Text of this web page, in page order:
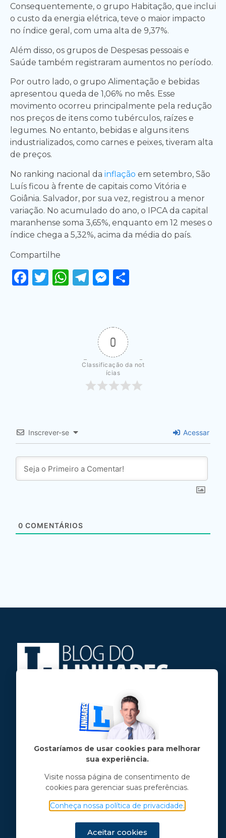
Consequentemente, o grupo Habitação, que inclui
o custo da energia elétrica, teve o maior impacto
no índice geral, com uma alta de 9,37%.
Além disso, os grupos de Despesas pessoais e
Saúde também registraram aumentos no período.
Por outro lado, o grupo Alimentação e bebidas
apresentou queda de 1,06% no mês. Esse
movimento ocorreu principalmente pela redução
nos preços de itens como tubérculos, raízes e
legumes. No entanto, bebidas e alguns itens
industrializados, como carnes e peixes, tiveram alta
de preços.
No ranking nacional da inflação em setembro, São
Luís ficou à frente de capitais como Vitória e
Goiânia. Salvador, por sua vez, registrou a menor
variação. No acumulado do ano, o IPCA da capital
maranhense soma 3,65%, enquanto em 12 meses o
índice chega a 5,32%, acima da média do país.
Compartilhe
Facebook
Twitter
WhatsApp
Telegram
Messenger
0
Classificação da not
ícias
Inscrever-se Acessar
0 COMENTÁRIOS
Jose Linhares Jr é maranhense.
Formado em Jornalismo, estudou filosofia
e tem pós-graduações em ciência política
e marketing político.
Menu principal
Notícias
Opinião
Chama o Linhares
Gostaríamos de usar cookies para melhorar
sua experiência.
Visite nossa página de consentimento de
cookies para gerenciar suas preferências.
Conheça nossa política de privacidade.
Aceitar cookies